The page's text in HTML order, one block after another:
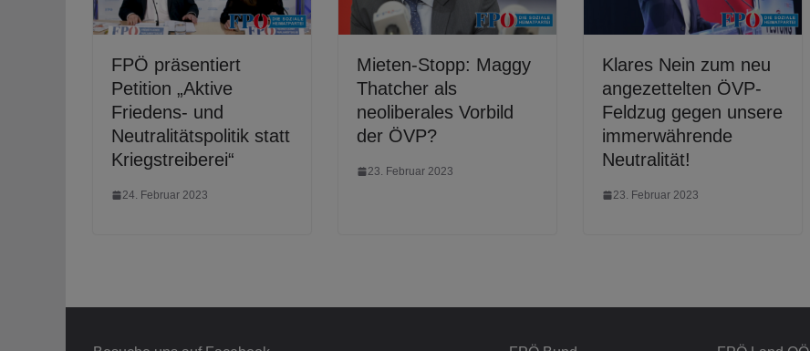
FPÖ präsentiert
Petition „Aktive
Friedens- und
Neutralitätspolitik statt
Kriegstreiberei“
24. Februar 2023
Mieten-Stopp: Maggy
Thatcher als
neoliberales Vorbild
der ÖVP?
23. Februar 2023
Klares Nein zum neu
angezettelten ÖVP-
Feldzug gegen unsere
immerwährende
Neutralität!
23. Februar 2023